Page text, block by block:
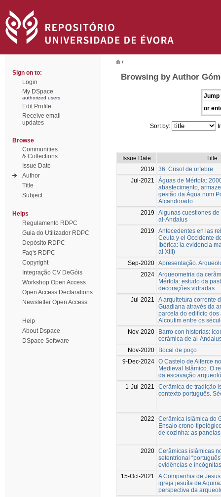
Sign on to:
Login
My DSpace
authorized users
Edit Profile
Receive email
updates
Browse
Communities
& Collections
Issue Date
Author
Title
Subject
Helps
Regulamento RDPC
Guia do Utilizador RDPC
Depósito RDPC
Faq's RDPC
Copyright
Integração CV DeGóis
Workshop Open Access
Open Access Declarations
Newsletter Open Access
Help
About Dspace
DSpace Software
/
Browsing by Author
Jump
or
Sort by:
Issue Date
Title
2019
36. Crisol de orfebre
Jul-2021
Águas de Mértola:
abastecimento,
gestão da Água num
Alcandorado
2019
Algunas cuestiones
al-Andalus
2019
Antecedentes en las
Ceuta y el Occidente
Ibérica: la evidencia
al XIII)
Sep-2020 Apresentação.
2024 Arqueometria da
Mértola: estudo da
decorações vidradas
Jul-2021
A arquitetura corrente
Guadiana através da
parcela do edifício dos
Alcoutim entre os
Nov-2020
Barro con historias:
cerámica de al-
Nov-2020
Bocal de poço
9-Dec-2024 O Castelo de Alferce
Medieval Islâmico. O
da escavação
1-Jul-2021
Cerâmica de tradição
contexto português.
2022
Cerâmica islâmica do
Ensaio crono-
de cozinha: as panelas
2020 Cerâmicas islâmicas
setentrional
evidências e incógnitas
15-Oct-2021
A Companhia de
igreja jesuíta de
perspectiva da